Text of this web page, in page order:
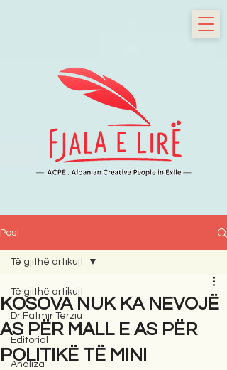
Post
Të gjithë artikujt
Dr Fatmir Terziu
Editorial
Analiza
Të gjithë artikujt
KOSOVA NUK KA NEVOJË
AS PËR MALL E AS PËR
POLITIKË TË MINI